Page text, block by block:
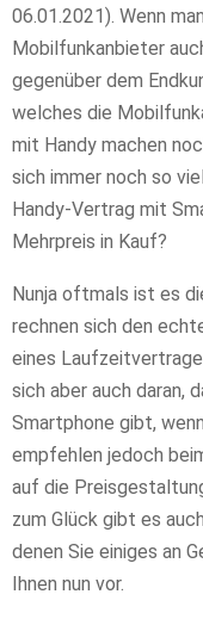
06.01.2021). Wenn
Mobilfunkanbieter
gegenüber dem
welches die
mit Handy machen
sich immer noch so
Handy-Vertrag mit
Mehrpreis in Kauf?
Nunja oftmals ist es
rechnen sich den
eines
sich aber auch daran,
Smartphone gibt,
empfehlen jedoch
auf die
zum Glück gibt es
denen Sie einiges an
Ihnen nun vor.